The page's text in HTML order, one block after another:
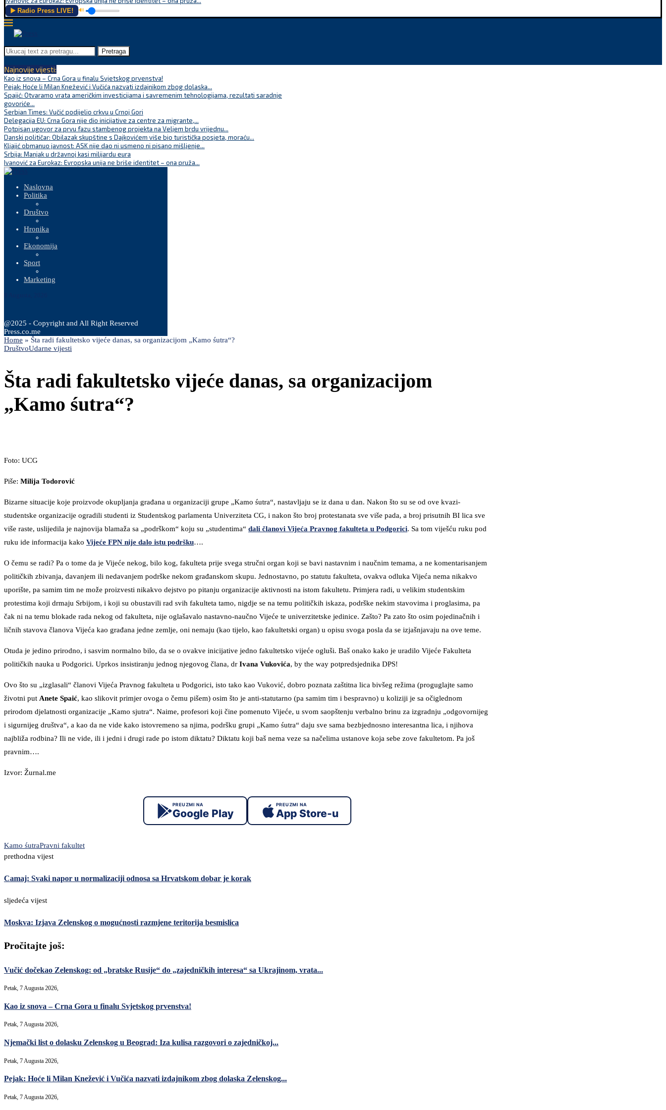
▶️ Radio Press LIVE! 🔊
Pretraga
Najnovije vijesti:
Kao iz snova – Crna Gora u finalu Svjetskog prvenstva!
Pejak: Hoće li Milan Knežević i Vučića nazvati izdajnikom zbog dolaska...
Spajić: Otvaramo vrata američkim investicijama i savremenim tehnologijama, rezultati saradnje
govoriće...
Serbian Times: Vučić podijelio crkvu u Crnoj Gori
Delegacija EU: Crna Gora nije dio inicijative za centre za migrante,...
Potpisan ugovor za prvu fazu stambenog projekta na Veljem brdu vrijednu...
Danski političar: Obilazak skupštine s Dajkovićem više bio turistička posjeta, moraću...
Kljajić obmanuo javnost: ASK nije dao ni usmeno ni pisano mišljenje...
Srbija: Manjak u državnoj kasi milijardu eura
Ivanović za Eurokaz: Evropska unija ne briše identitet – ona pruža...
Naslovna
Politika
Društvo
Hronika
Ekonomija
Sport
Marketing
@2025 - Copyright and All Right Reserved
Press.co.me
Home » Šta radi fakultetsko vijeće danas, sa organizacijom „Kamo śutra“?
DruštvoUdarne vijesti
Šta radi fakultetsko vijeće danas, sa organizacijom
„Kamo śutra“?
Foto: UCG
Piše: Milija Todorović
Bizarne situacije koje proizvode okupljanja građana u organizaciji grupe „Kamo śutra“, nastavljaju se iz dana u dan. Nakon što su se od ove kvazi-
studentske organizacije ogradili studenti iz Studentskog parlamenta Univerziteta CG, i nakon što broj protestanata sve više pada, a broj prisutnih BI lica sve
više raste, uslijedila je najnovija blamaža sa „podrškom“ koju su „studentima“ dali članovi Vijeća Pravnog fakulteta u Podgorici. Sa tom viješću ruku pod
ruku ide informacija kako Vijeće FPN nije dalo istu podršku….
O čemu se radi? Pa o tome da je Vijeće nekog, bilo kog, fakulteta prije svega stručni organ koji se bavi nastavnim i naučnim temama, a ne komentarisanjem
političkih zbivanja, davanjem ili nedavanjem podrške nekom građanskom skupu. Jednostavno, po statutu fakulteta, ovakva odluka Vijeća nema nikakvo
uporište, pa samim tim ne može proizvesti nikakvo dejstvo po pitanju organizacije aktivnosti na istom fakultetu. Primjera radi, u velikim studentskim
protestima koji drmaju Srbijom, i koji su obustavili rad svih fakulteta tamo, nigdje se na temu političkih iskaza, podrške nekim stavovima i proglasima, pa
čak ni na temu blokade rada nekog od fakulteta, nije oglašavalo nastavno-naučno Vijeće te univerzitetske jedinice. Zašto? Pa zato što osim pojedinačnih i
ličnih stavova članova Vijeća kao građana jedne zemlje, oni nemaju (kao tijelo, kao fakultetski organ) u opisu svoga posla da se izjašnjavaju na ove teme.
Otuda je jedino prirodno, i sasvim normalno bilo, da se o ovakve inicijative jedno fakultetsko vijeće ogluši. Baš onako kako je uradilo Vijeće Fakulteta
političkih nauka u Podgorici. Uprkos insistiranju jednog njegovog člana, dr Ivana Vukovića, by the way potpredsjednika DPS!
Ovo što su „izglasali“ članovi Vijeća Pravnog fakulteta u Podgorici, isto tako kao Vuković, dobro poznata zaštitna lica bivšeg režima (proguglajte samo
životni put Anete Spaić, kao slikovit primjer ovoga o čemu pišem) osim što je anti-statutarno (pa samim tim i bespravno) u koliziji je sa očiglednom
prirodom djelatnosti organizacije „Kamo sjutra“. Naime, profesori koji čine pomenuto Vijeće, u svom saopštenju verbalno brinu za izgradnju „odgovornijeg
i sigurnijeg društva“, a kao da ne vide kako istovremeno sa njima, podršku grupi „Kamo śutra“ daju sve sama bezbjednosno interesantna lica, i njihova
najbliža rodbina? Ili ne vide, ili i jedni i drugi rade po istom diktatu? Diktatu koji baš nema veze sa načelima ustanove koja sebe zove fakultetom. Pa još
pravnim….
Izvor: Žurnal.me
PREUZMI NA
Google Play
PREUZMI NA
App Store-u
Kamo śutraPravni fakultet
prethodna vijest
Camaj: Svaki napor u normalizaciji odnosa sa Hrvatskom dobar je korak
sljedeća vijest
Moskva: Izjava Zelenskog o mogućnosti razmjene teritorija besmislica
Pročitajte još:
Vučić dočekao Zelenskog: od „bratske Rusije“ do „zajedničkih interesa“ sa Ukrajinom, vrata...
Petak, 7 Augusta 2026,
Kao iz snova – Crna Gora u finalu Svjetskog prvenstva!
Petak, 7 Augusta 2026,
Njemački list o dolasku Zelenskog u Beograd: Iza kulisa razgovori o zajedničkoj...
Petak, 7 Augusta 2026,
Pejak: Hoće li Milan Knežević i Vučića nazvati izdajnikom zbog dolaska Zelenskog...
Petak, 7 Augusta 2026,